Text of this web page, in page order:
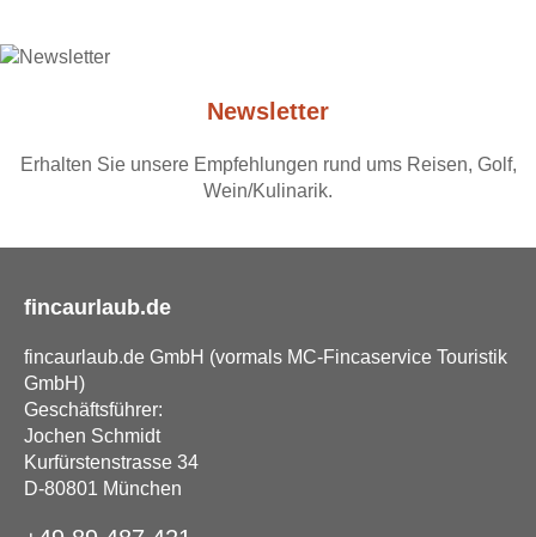
Newsletter
Erhalten Sie unsere Empfehlungen rund ums Reisen, Golf,
Wein/Kulinarik.
fincaurlaub.de
fincaurlaub.de GmbH (vormals MC-Fincaservice Touristik
GmbH)
Geschäftsführer:
Jochen Schmidt
Kurfürstenstrasse 34
D-80801 München